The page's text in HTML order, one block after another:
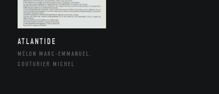
ATLANTIDE
MÉLON MARC-EMMANUEL,
COUTURIER MICHEL